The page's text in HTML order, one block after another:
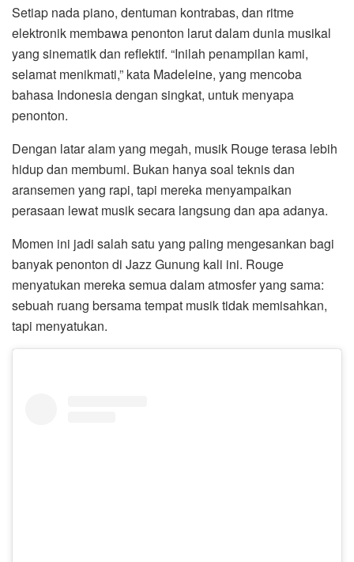
Setiap nada piano, dentuman kontrabas, dan ritme
elektronik membawa penonton larut dalam dunia musikal
yang sinematik dan reflektif. “Inilah penampilan kami,
selamat menikmati,” kata Madeleine, yang mencoba
bahasa Indonesia dengan singkat, untuk menyapa
penonton.
Dengan latar alam yang megah, musik Rouge terasa lebih
hidup dan membumi. Bukan hanya soal teknis dan
aransemen yang rapi, tapi mereka menyampaikan
perasaan lewat musik secara langsung dan apa adanya.
Momen ini jadi salah satu yang paling mengesankan bagi
banyak penonton di Jazz Gunung kali ini. Rouge
menyatukan mereka semua dalam atmosfer yang sama:
sebuah ruang bersama tempat musik tidak memisahkan,
tapi menyatukan.